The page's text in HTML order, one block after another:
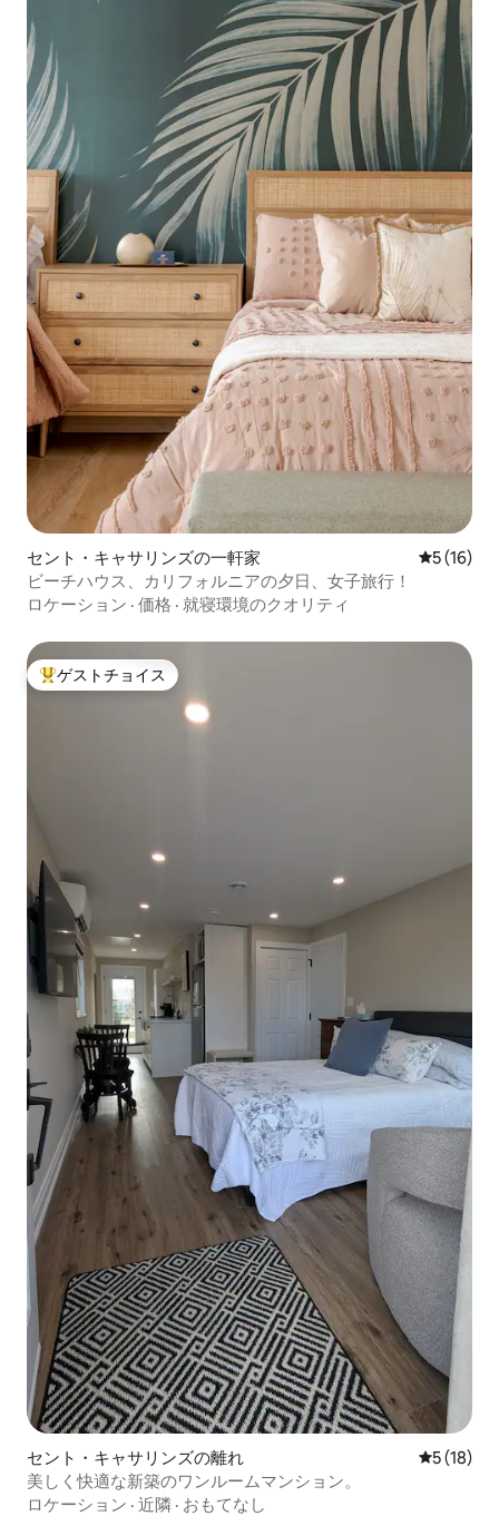
セント・キャサリンズの一軒家 レビュー
5 (16)
ビーチハウス、カリフォルニアの夕日、女子旅行！
ロケーション · 価格 · 就寝環境のクオリティ
大好評のゲストチョイスです。
ゲストチョイス
セント・キャサリンズの離れ レビュー
5 (18)
美しく快適な新築のワンルームマンション。
ロケーション · 近隣 · おもてなし